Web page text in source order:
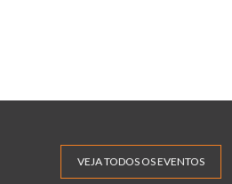
VEJA TODOS OS EVENTOS